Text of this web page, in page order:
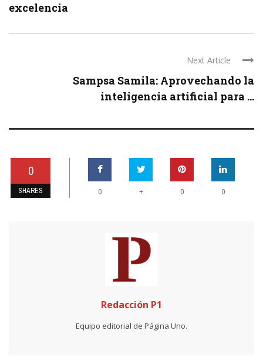
excelencia
Next Article
Sampsa Samila: Aprovechando la
inteligencia artificial para ...
0
SHARES 0 + 0 0
Redacción P1
Equipo editorial de Página Uno.